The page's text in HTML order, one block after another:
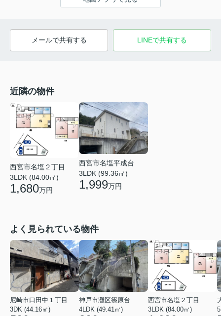
メールで共有する LINEで共有する
近隣の物件
西宮市名塩２丁目
3LDK (84.00㎡)
1,680万円
西宮市名塩平成台
3LDK (99.36㎡)
1,999万円
よく見られている物件
尼崎市口田中１丁目
3DK (44.16㎡)
神戸市灘区篠原台
4LDK (49.41㎡)
西宮市名塩２丁目
3LDK (84.00㎡)